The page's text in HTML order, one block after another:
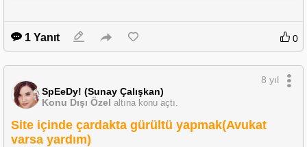
1 Yanıt 0
SpEeDy! (Sunay Çalışkan)
Konu Dışı Özel altına konu açtı.
8 yıl
Site içinde çardakta gürültü yapmak(Avukat
varsa yardım)